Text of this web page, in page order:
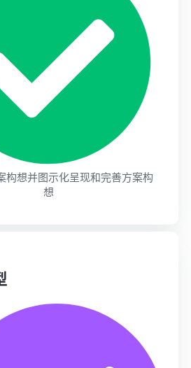
构想并图示化呈现​和完善方案构
想​​